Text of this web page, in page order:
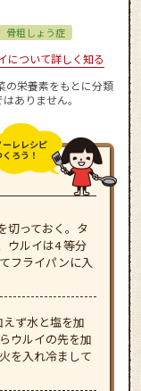
骨粗しょう症
について詳しく知る
の栄養素をもとに分類
ありません。
ーレレシピ
ろう！
切っておく。タ
ウルイは4 等分
フライパンに入
ず水と塩を加
ウルイの先を加
を入れ冷まして